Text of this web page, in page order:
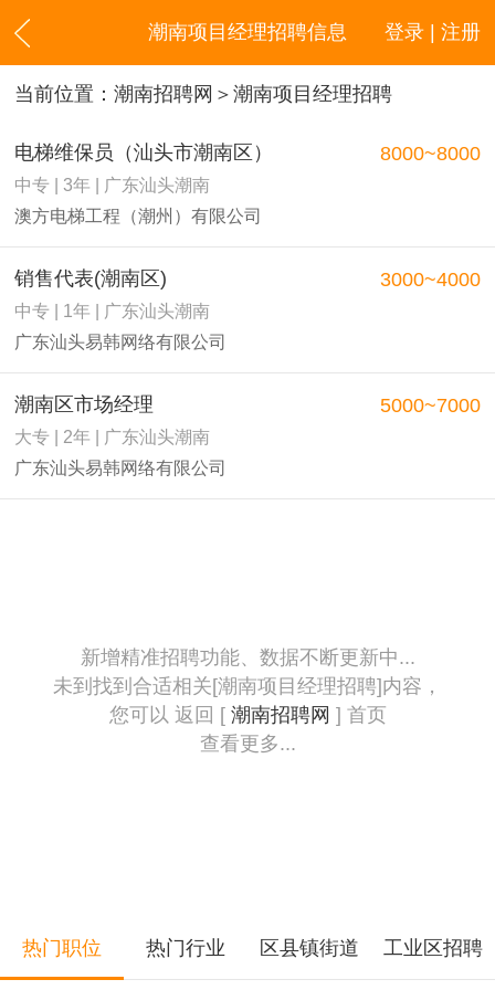
登录 | 注册
潮南项目经理招聘信息
当前位置： 潮南招聘网 ＞潮南项目经理招聘
电梯维保员（汕头市潮南区）
中专 | 3年 | 广东汕头潮南
澳方电梯工程（潮州）有限公司
8000~8000
销售代表(潮南区)
中专 | 1年 | 广东汕头潮南
广东汕头易韩网络有限公司
3000~4000
潮南区市场经理
大专 | 2年 | 广东汕头潮南
广东汕头易韩网络有限公司
5000~7000
新增精准招聘功能、数据不断更新中...
未到找到合适相关[潮南项目经理招聘]内容，
您可以 返回 [ 潮南招聘网 ] 首页
查看更多...
热门职位 热门行业 区县镇街道 工业区招聘